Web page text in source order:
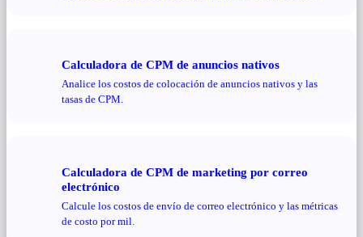
Calculadora de CPM de anuncios nativos
Analice los costos de colocación de anuncios nativos y las
tasas de CPM.
Calculadora de CPM de marketing por correo
electrónico
Calcule los costos de envío de correo electrónico y las métricas
de costo por mil.